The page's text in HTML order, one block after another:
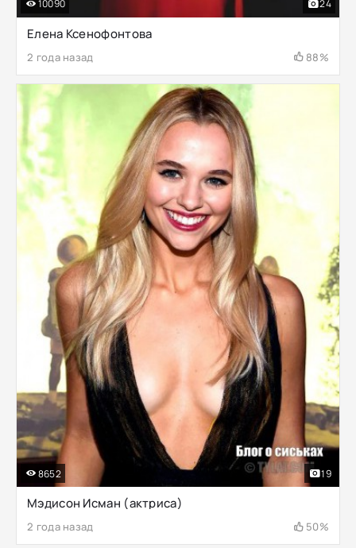
Елена Ксенофонтова
2 года назад 88%
10090 24
Мэдисон Исман (актриса)
2 года назад 50%
8652 19